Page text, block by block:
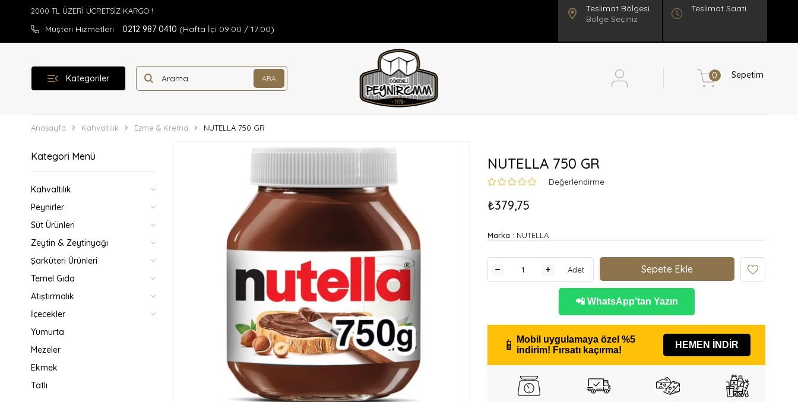
Müşteri Hizmetleri 0212 987 0410 (Hafta İçi 09:00 / 17:00)
Bölge Seçiniz
Teslimat Saati
Kategoriler Sepetim
0
Anasayfa Kahvaltılık Ezme & Krema NUTELLA 750 GR
Kategori Menü
Kahvaltılık
Peynirler
Süt Ürünleri
Zeytin & Zeytinyağı
Şarküteri Ürünleri
Temel Gıda
Atıştırmalık
İçecekler
Yumurta
Mezeler
Ekmek
Tatlı
NUTELLA 750 GR
Değerlendirme
₺379,75
Marka : NUTELLA
Adet
📲 WhatsApp'tan Yazın
📱 Mobil uygulamaya özel %5
indirim! Fırsatı kaçırma!
HEMEN İNDİR